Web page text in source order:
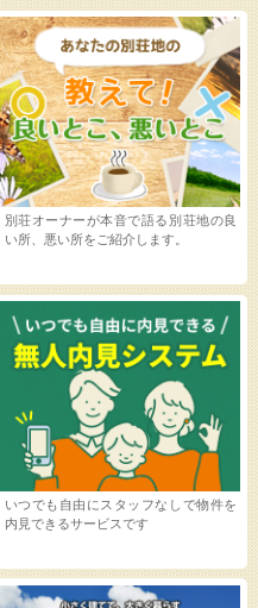
いつでも自由にスタッフなしで物件を
内見できるサービスです
別荘オーナーが本音で語る別荘地の良
い所、悪い所をご紹介します。